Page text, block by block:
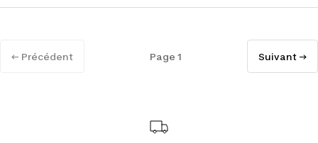
← Précédent Page 1 Suivant →